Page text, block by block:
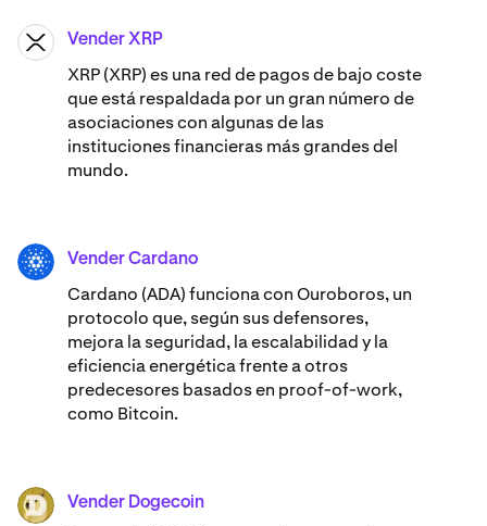
XRP Vender XRP
XRP (XRP) es una red de pagos de bajo coste
que está respaldada por un gran número de
asociaciones con algunas de las
instituciones financieras más grandes del
mundo.
ADA Vender Cardano
Cardano (ADA) ​​funciona con Ouroboros, un
protocolo que, según sus defensores,
mejora la seguridad, la escalabilidad y la
eficiencia energética frente a otros
predecesores basados en proof-of-work,
como Bitcoin.
DOGE Vender Dogecoin